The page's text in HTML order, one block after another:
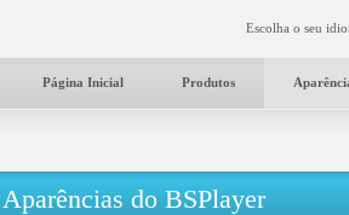
Escolha o seu
Página Inicial Produtos
Aparências do BSPlayer